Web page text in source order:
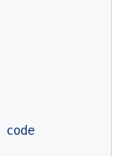
code